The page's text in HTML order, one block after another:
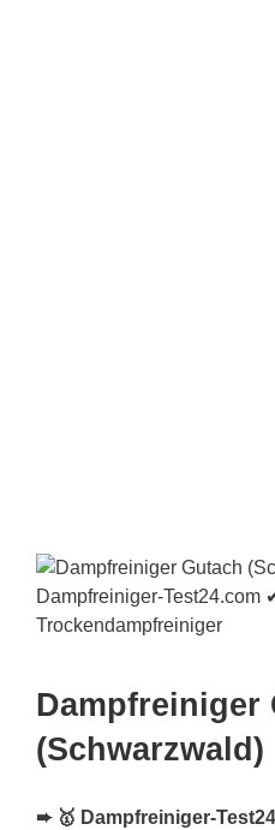
Dampfreiniger
(Schwarzwald)
➨ 🥇 Dampfreiniger-